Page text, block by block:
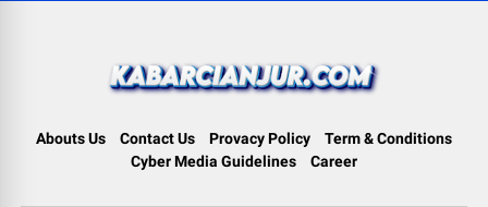
Abouts Us Contact Us Provacy Policy
Term & Conditions
Cyber Media Guidelines
Career